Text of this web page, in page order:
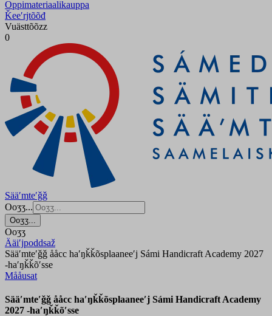
Oppimateriaalikauppa
Ǩeeʹrjtõõđ
Vuästtõõzz
0
Sääʹmteʹǧǧ
Ooʒʒ...
Ooʒʒ...
Ooʒʒ
Ääiʹjpoddsaž
Sääʹmteʹǧǧ ååcc haʹŋǩǩõsplaaneeʹj Sámi Handicraft Academy 2027
-haʹŋǩǩõʹsse
Mååusat
Sääʹmteʹǧǧ ååcc haʹŋǩǩõsplaaneeʹj Sámi Handicraft Academy
2027 -haʹŋǩǩõʹsse